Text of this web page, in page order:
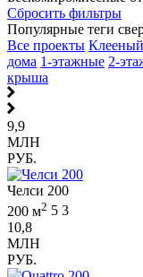
Сбросить фильтры
Популярные теги
Все проекты
дома 1-этажные 2-
крыша
9,9
МЛН
РУБ.
Челси 200
200 м2 5 3
10,8
МЛН
РУБ.